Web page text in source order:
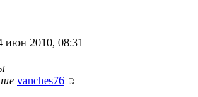
июн 2010, 08:31
vanches76